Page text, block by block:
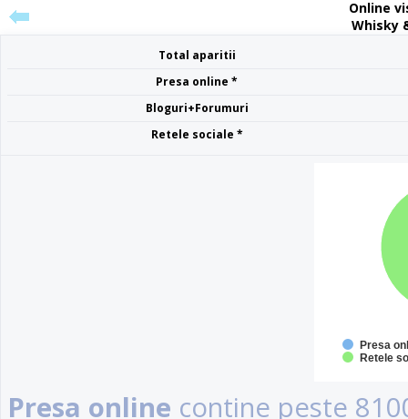
Online
Whisky
Total aparitii
Presa online *
Bloguri+Forumuri
Retele sociale *
Presa
Retele
Presa online contine peste